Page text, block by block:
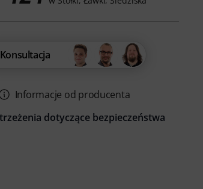
Konsultacja
Informacje od producenta
dotyczące bezpieczeństwa